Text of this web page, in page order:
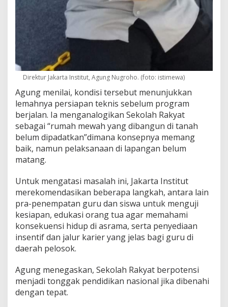
Direktur Jakarta Institut, Agung Nugroho. (foto: istimewa)
Agung menilai, kondisi tersebut menunjukkan
lemahnya persiapan teknis sebelum program
berjalan. Ia menganalogikan Sekolah Rakyat
sebagai “rumah mewah yang dibangun di tanah
belum dipadatkan”dimana konsepnya memang
baik, namun pelaksanaan di lapangan belum
matang.
Untuk mengatasi masalah ini, Jakarta Institut
merekomendasikan beberapa langkah, antara lain
pra-penempatan guru dan siswa untuk menguji
kesiapan, edukasi orang tua agar memahami
konsekuensi hidup di asrama, serta penyediaan
insentif dan jalur karier yang jelas bagi guru di
daerah pelosok.
Agung menegaskan, Sekolah Rakyat berpotensi
menjadi tonggak pendidikan nasional jika dibenahi
dengan tepat.